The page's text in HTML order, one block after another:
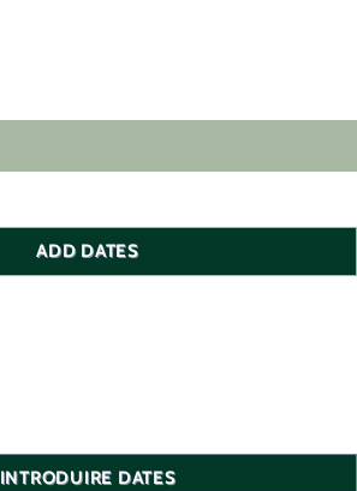
ADD DATES
INTRODUIRE DATES